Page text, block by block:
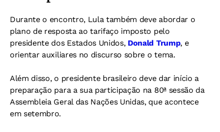
Durante o encontro, Lula também deve abordar o
plano de resposta ao tarifaço imposto pelo
presidente dos Estados Unidos, Donald Trump, e
orientar auxiliares no discurso sobre o tema.
Além disso, o presidente brasileiro deve dar início a
preparação para a sua participação na 80ª sessão da
Assembleia Geral das Nações Unidas, que acontece
em setembro.